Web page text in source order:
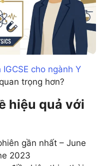
IGCSE cho ngành Y
trọng hơn?
hiệu quả với
gần nhất – June
2023